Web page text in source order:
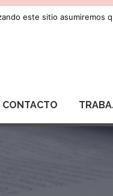
CONTACTO
este sitio asumiremos